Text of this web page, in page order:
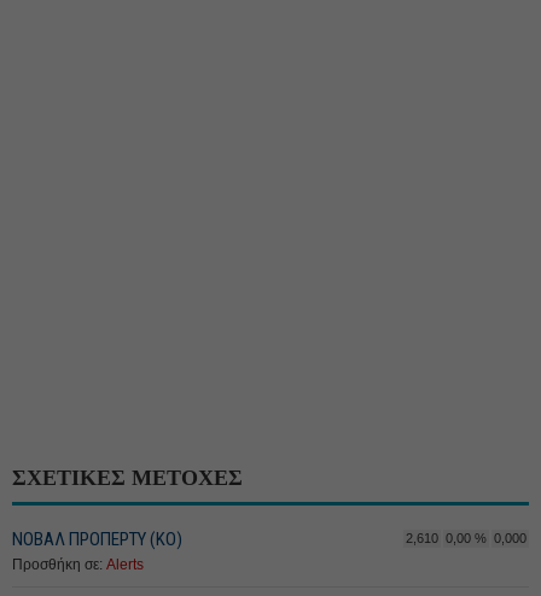
ΣΧΕΤΙΚΕΣ ΜΕΤΟΧΕΣ
ΝΟΒΑΛ ΠΡΟΠΕΡΤΥ (ΚΟ) 2,610 0,00 % 0,000
Προσθήκη σε: Alerts